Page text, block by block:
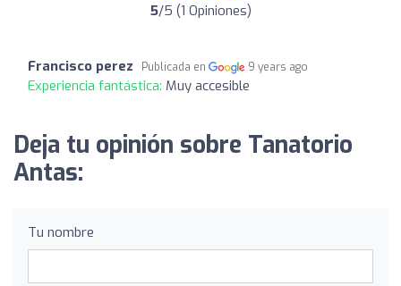
5/5 (1 Opiniones)
Francisco perez Publicada en 9 years ago
Experiencia fantástica: Muy accesible
Deja tu opinión sobre Tanatorio
Antas:
Tu nombre